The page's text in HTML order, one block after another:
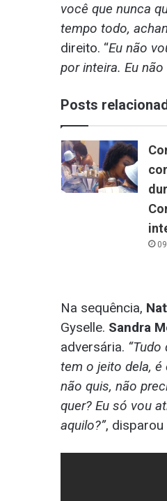
você que nunca
tempo todo,
direito. “Eu não
por inteira. Eu
Posts
Na sequência,
Gyselle. Sandra
adversária.
tem o jeito dela, é
não quis, não
quer? Eu só vou
aquilo?”, disparou